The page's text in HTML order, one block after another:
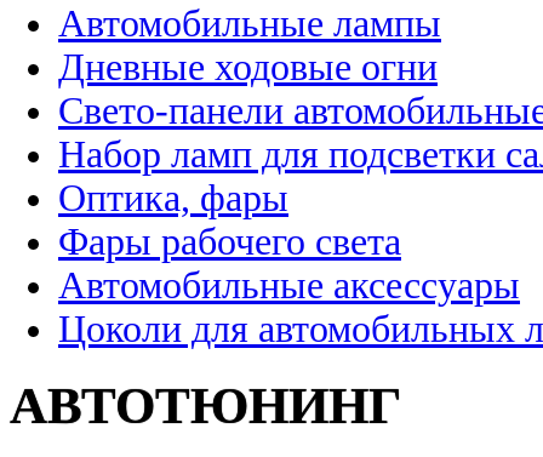
Автомобильные лампы
Дневные ходовые огни
Свето-панели
Набор ламп для подсветки
Оптика, фары
Фары рабочего света
Автомобильные аксессуары
Цоколи для автомобильных
АВТОТЮНИНГ